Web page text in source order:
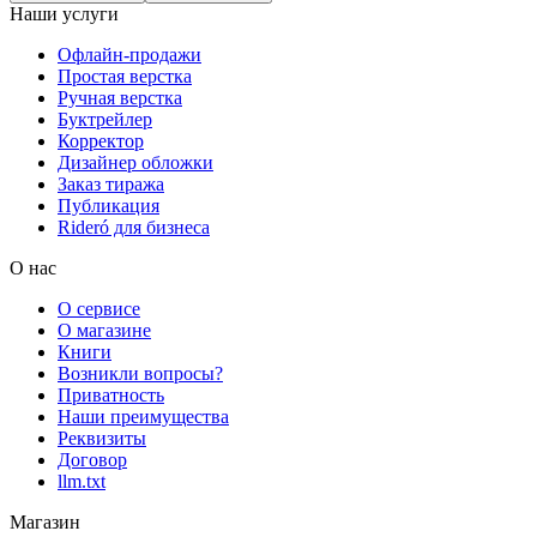
Наши услуги
Офлайн-продажи
Простая верстка
Ручная верстка
Буктрейлер
Корректор
Дизайнер обложки
Заказ тиража
Публикация
Rideró для бизнеса
О нас
О сервисе
О магазине
Книги
Возникли вопросы?
Приватность
Наши преимущества
Реквизиты
Договор
llm.txt
Магазин